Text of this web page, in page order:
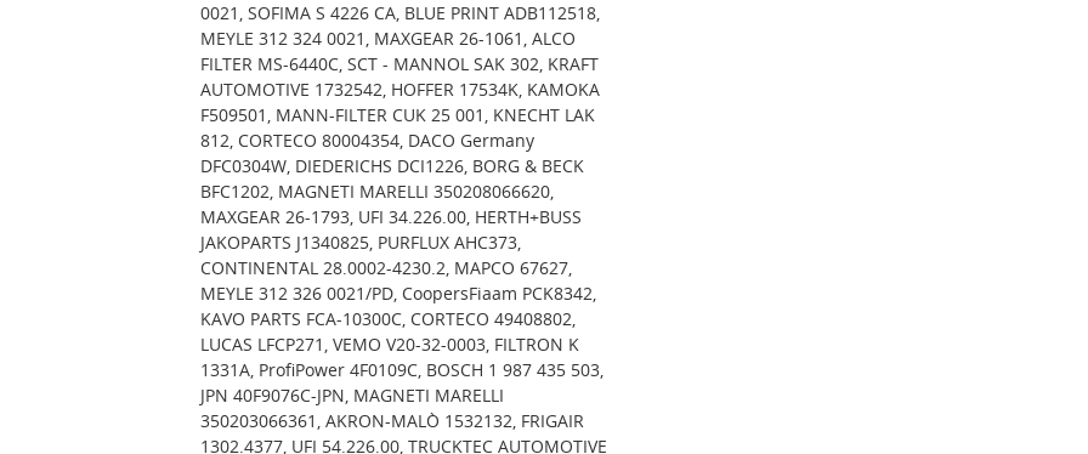
0021, SOFIMA S 4226 CA, BLUE PRINT ADB112518,
MEYLE 312 324 0021, MAXGEAR 26-1061, ALCO
FILTER MS-6440C, SCT - MANNOL SAK 302, KRAFT
AUTOMOTIVE 1732542, HOFFER 17534K, KAMOKA
F509501, MANN-FILTER CUK 25 001, KNECHT LAK
812, CORTECO 80004354, DACO Germany
DFC0304W, DIEDERICHS DCI1226, BORG & BECK
BFC1202, MAGNETI MARELLI 350208066620,
MAXGEAR 26-1793, UFI 34.226.00, HERTH+BUSS
JAKOPARTS J1340825, PURFLUX AHC373,
CONTINENTAL 28.0002-4230.2, MAPCO 67627,
MEYLE 312 326 0021/PD, CoopersFiaam PCK8342,
KAVO PARTS FCA-10300C, CORTECO 49408802,
LUCAS LFCP271, VEMO V20-32-0003, FILTRON K
1331A, ProfiPower 4F0109C, BOSCH 1 987 435 503,
JPN 40F9076C-JPN, MAGNETI MARELLI
350203066361, AKRON-MALÒ 1532132, FRIGAIR
1302.4377, UFI 54.226.00, TRUCKTEC AUTOMOTIVE